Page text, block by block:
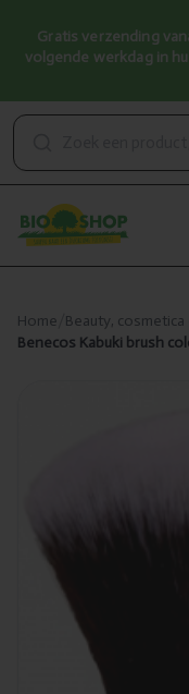
Gratis verzending
volgende werkdag in
Home Beauty,
Benecos Kabuki brush